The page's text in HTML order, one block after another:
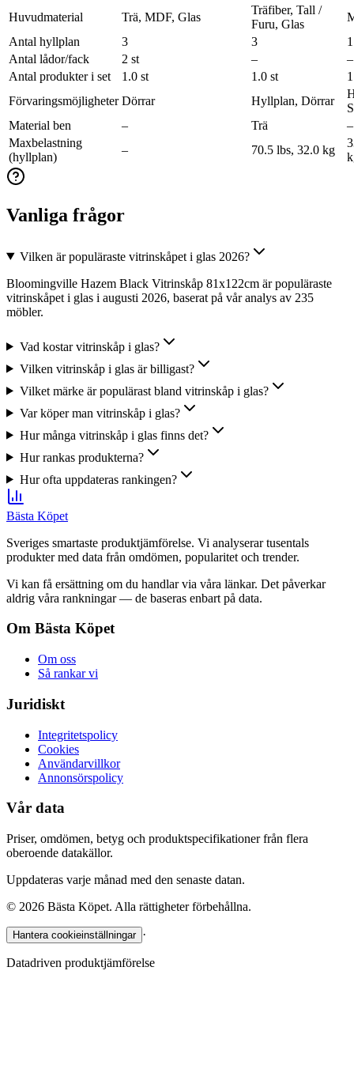
Huvudmaterial
Trä, MDF, Glas
Träfiber, Tall /
Furu, Glas
Antal hyllplan
3 3
1
Antal lådor/fack
2 st –
–
Antal produkter i set
1.0 st 1.0 st
Förvaringsmöjligheter Dörrar Hyllplan, Dörrar
Material ben
– Trä
–
Maxbelastning
(hyllplan)
– 70.5 lbs, 32.0 kg
Vanliga frågor
Vilken är populäraste vitrinskåpet i glas 2026?
Bloomingville Hazem Black Vitrinskåp 81x122cm är populäraste
vitrinskåpet i glas i augusti 2026, baserat på vår analys av 235
möbler.
Vad kostar vitrinskåp i glas?
Vilken vitrinskåp i glas är billigast?
Vilket märke är populärast bland vitrinskåp i glas?
Var köper man vitrinskåp i glas?
Hur många vitrinskåp i glas finns det?
Hur rankas produkterna?
Hur ofta uppdateras rankingen?
Bästa Köpet
Sveriges smartaste produktjämförelse. Vi analyserar tusentals
produkter med data från omdömen, popularitet och trender.
Vi kan få ersättning om du handlar via våra länkar. Det påverkar
aldrig våra rankningar — de baseras enbart på data.
Om Bästa Köpet
Om oss
Så rankar vi
Juridiskt
Integritetspolicy
Cookies
Användarvillkor
Annonsörspolicy
Vår data
Priser, omdömen, betyg och produktspecifikationer från flera
oberoende datakällor.
Uppdateras varje månad med den senaste datan.
© 2026 Bästa Köpet. Alla rättigheter förbehållna.
Hantera cookieinställningar ·
Datadriven produktjämförelse